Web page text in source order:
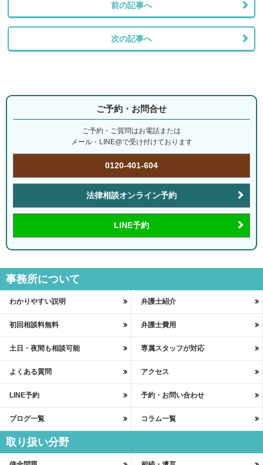
前の記事へ
次の記事へ
ご予約・お問合せ
ご予約・ご質問はお電話または
メール・LINE@で受け付けております
0120-401-604
法律相談オンライン予約
LINE予約
事務所について
わかりやすい説明 弁護士紹介
初回相談料無料 弁護士費用
土日・夜間も相談可能 専属スタッフが対応
よくある質問 アクセス
LINE予約 予約・お問い合わせ
ブログ一覧 コラム一覧
取り扱い分野